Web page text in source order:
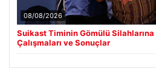
08/08/2026
Suikast Timinin Gömülü
Çalışmaları ve Sonuçlar